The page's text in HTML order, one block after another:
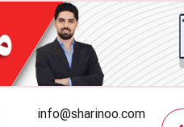
info@sharinoo.com